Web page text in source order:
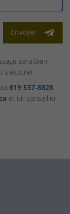
Envoyer
sera bien
s'écouler.
819 537‑8828
et un conseiller